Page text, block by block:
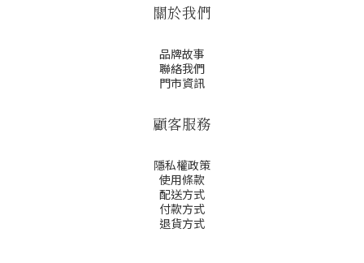
關於我們
品牌故事
聯絡我們
門市資訊
顧客服務
隱私權政策
使用條款
配送方式
付款方式
退貨方式